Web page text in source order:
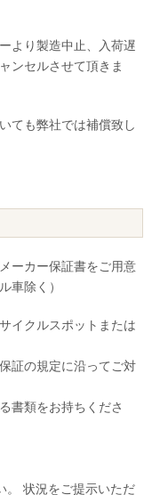
より製造中止、入荷遅
ンセルさせて頂きま
ても弊社では補償致し
ーカー保証書をご用意
車除く）
イクルスポットまたは
証の規定に沿ってご対
書類をお持ちくださ
。 状況をご提示いただ